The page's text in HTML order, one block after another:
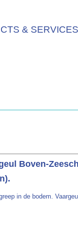
& SERVICES
Boven-
in de bodem.